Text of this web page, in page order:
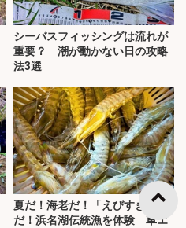
シーバスフィッシングは流れが
重要？ 潮が動かない日の攻略
法3選
夏だ！海老だ！「えびすき漁」
だ！浜名湖伝統漁を体験 車エ